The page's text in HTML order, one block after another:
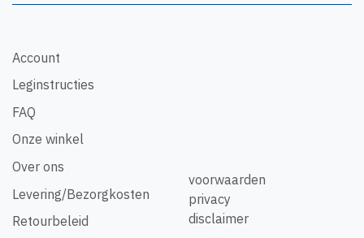
Account
Leginstructies
FAQ
Onze winkel
Over ons
Levering/Bezorgkosten
Retourbeleid
voorwaarden
privacy
disclaimer